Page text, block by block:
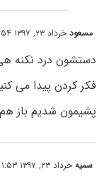
مسعودخرداد ۲۳, ۱۳۹۷ at ۲:۵۴ ق٫ظ
دستشون درد نکنه
فکر کردن پیدا می
پشیمون شدیم باز
سمیهخرداد ۲۳, ۱۳۹۷ at ۱:۵۳ ق٫ظ